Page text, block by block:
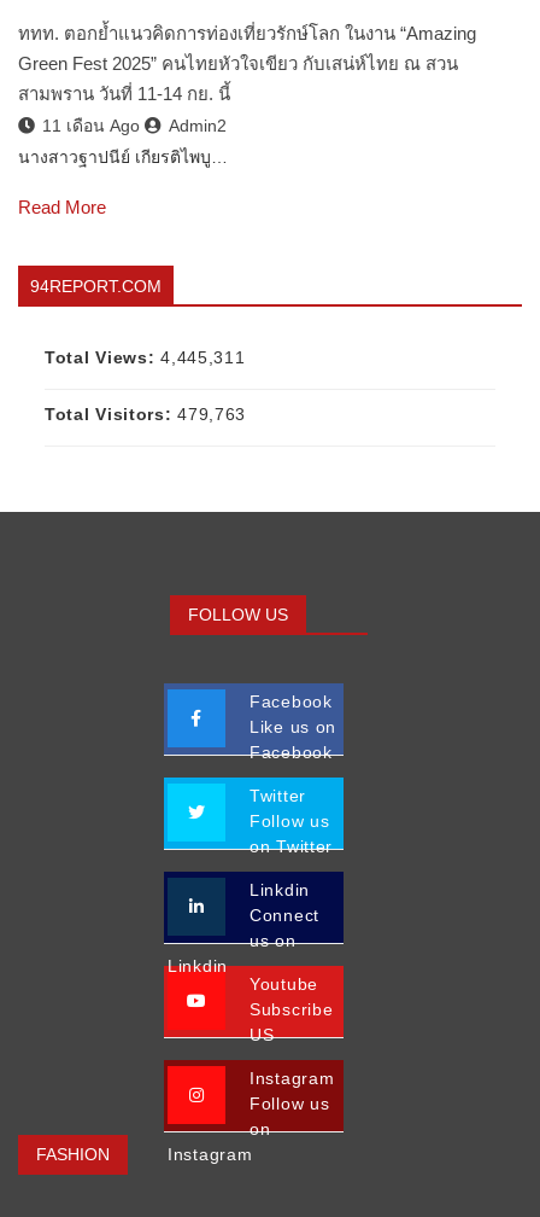
ททท. ตอกย้ำแนวคิดการท่องเที่ยวรักษ์โลก ในงาน “Amazing
Green Fest 2025” คนไทยหัวใจเขียว กับเสน่ห์ไทย ณ สวน
สามพราน วันที่ 11-14 กย. นี้
11 เดือน Ago
Admin2
นางสาวฐาปนีย์ เกียรติไพบู…
Read More
94REPORT.COM
Total Views:4,445,311
Total Visitors:479,763
FASHION
FOLLOW US
Facebook
Like us on
Facebook
Twitter
Follow us
on Twitter
Linkdin
Connect
us on
Linkdin
Youtube
Subscribe
US
Instagram
Follow us
on
Instagram